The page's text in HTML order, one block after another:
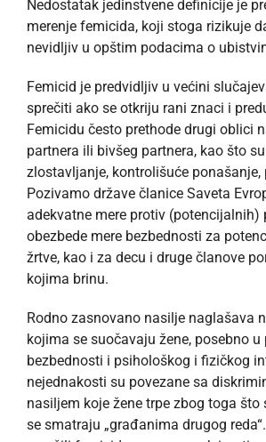
Nedostatak jedinstvene definicije je
merenje femicida, koji stoga rizikuje
nevidljiv u opštim podacima o
Femicid je predvidljiv u većini
sprečiti ako se otkriju rani znaci i
Femicidu često prethode drugi oblici
partnera ili bivšeg partnera, kao što
zlostavljanje, kontrolišuće ponašanje,
Pozivamo države članice Saveta
adekvatne mere protiv (potencijalnih)
obezbede mere bezbednosti za
žrtve, kao i za decu i druge članove
kojima brinu.
Rodno zasnovano nasilje naglašava
kojima se suočavaju žene, posebno
bezbednosti i psihološkog i fizičkog
nejednakosti su povezane sa
nasiljem koje žene trpe zbog toga što
se smatraju „građanima drugog